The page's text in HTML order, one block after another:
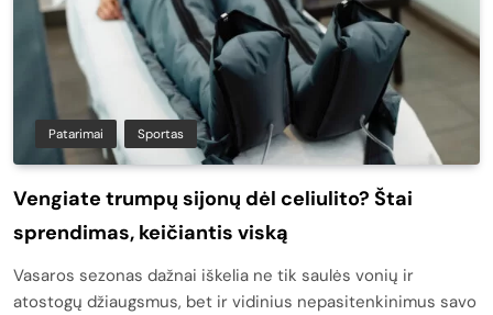
Patarimai Sportas
Vengiate trumpų sijonų dėl celiulito? Štai
sprendimas, keičiantis viską
Vasaros sezonas dažnai iškelia ne tik saulės vonių ir
atostogų džiaugsmus, bet ir vidinius nepasitenkinimus savo